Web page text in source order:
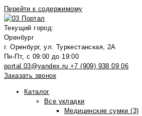
Перейти к содержимому
Текущий город:
Оренбург
г. Оренбург, ул. Туркестанская, 2А
Пн-Пт, с 09:00 до 19:00
portal.03@yandex.ru +7 (909) 938 09 06
Заказать звонок
Каталог
Все укладки
Медицинские сумки (3)